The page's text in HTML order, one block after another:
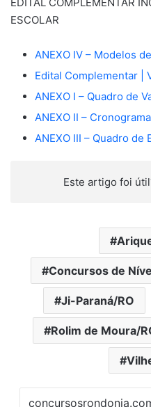
EDITAL COMPLEMENTAR
ESCOLAR
ANEXO IV – Modelos
Edital Complementar |
ANEXO I – Quadro de
ANEXO II – Cronograma
ANEXO III – Quadro de
Este artigo foi
Concursos de
Ji-Paraná/RO
Rolim de Moura/